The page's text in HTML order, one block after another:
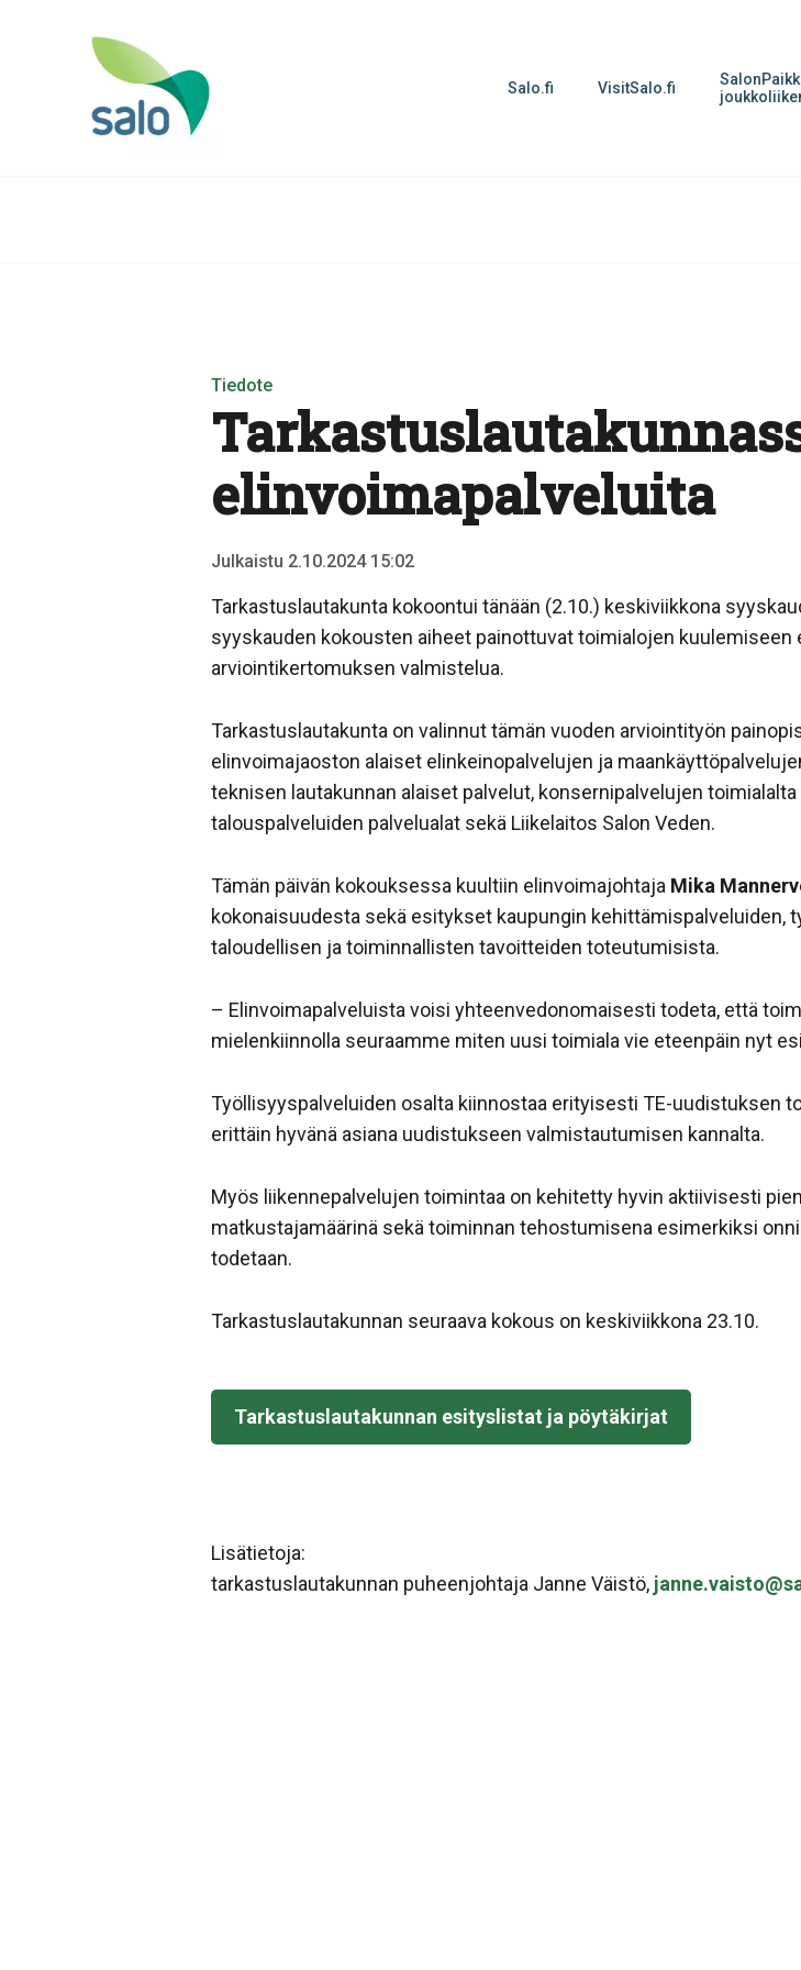
Salo.fi VisitSalo.fi
Tiedote
elinvoimapalveluita
Julkaistu 2.10.2024 15:02
Tarkastuslautakunta kokoontui tänään (2.10.) keskiviikkona
syyskauden kokousten aiheet painottuvat toimialojen
arviointikertomuksen valmistelua.
Tarkastuslautakunta on valinnut tämän vuoden arviointityön
elinvoimajaoston alaiset elinkeinopalvelujen ja
teknisen lautakunnan alaiset palvelut, konsernipalvelujen
talouspalveluiden palvelualat sekä Liikelaitos Salon Veden.
Tämän päivän kokouksessa kuultiin elinvoimajohtaja Mika
kokonaisuudesta sekä esitykset kaupungin kehittämispalveluiden,
taloudellisen ja toiminnallisten tavoitteiden toteutumisista.
– Elinvoimapalveluista voisi yhteenvedonomaisesti todeta, että
mielenkiinnolla seuraamme miten uusi toimiala vie eteenpäin nyt
Työllisyyspalveluiden osalta kiinnostaa erityisesti TE-uudistuksen
erittäin hyvänä asiana uudistukseen valmistautumisen kannalta.
Myös liikennepalvelujen toimintaa on kehitetty hyvin aktiivisesti
matkustajamäärinä sekä toiminnan tehostumisena esimerkiksi
todetaan.
Tarkastuslautakunnan seuraava kokous on keskiviikkona 23.10.
Tarkastuslautakunnan esityslistat ja pöytäkirjat
Lisätietoja:
tarkastuslautakunnan puheenjohtaja Janne Väistö,